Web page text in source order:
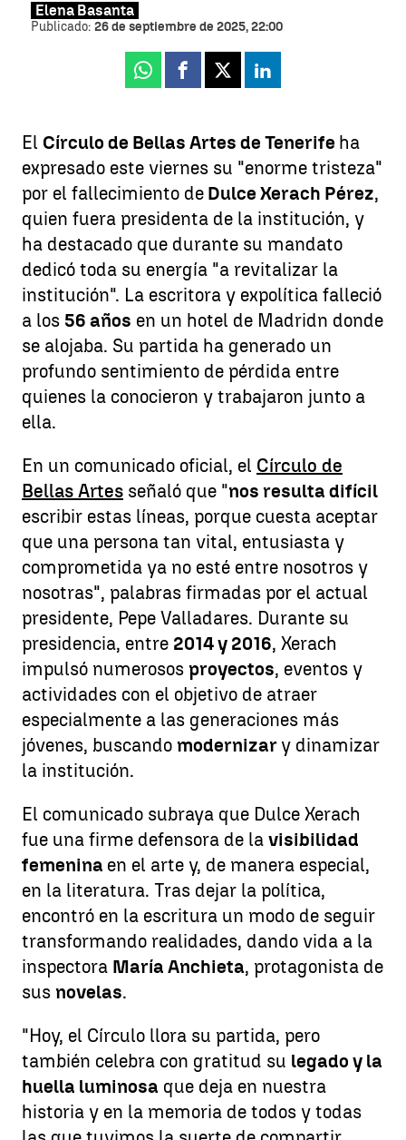
Elena Basanta
Publicado: 26 de septiembre de 2025, 22:00
Whatsapp
Facebook
X Linkedin
El Círculo de Bellas Artes de Tenerife ha
expresado este viernes su "enorme tristeza"
por el fallecimiento de Dulce Xerach Pérez,
quien fuera presidenta de la institución, y
ha destacado que durante su mandato
dedicó toda su energía "a revitalizar la
institución". La escritora y expolítica falleció
a los 56 años en un hotel de Madridn donde
se alojaba. Su partida ha generado un
profundo sentimiento de pérdida entre
quienes la conocieron y trabajaron junto a
ella.
En un comunicado oficial, el Círculo de
Bellas Artes señaló que "nos resulta difícil
escribir estas líneas, porque cuesta aceptar
que una persona tan vital, entusiasta y
comprometida ya no esté entre nosotros y
nosotras", palabras firmadas por el actual
presidente, Pepe Valladares. Durante su
presidencia, entre 2014 y 2016, Xerach
impulsó numerosos proyectos, eventos y
actividades con el objetivo de atraer
especialmente a las generaciones más
jóvenes, buscando modernizar y dinamizar
la institución.
El comunicado subraya que Dulce Xerach
fue una firme defensora de la visibilidad
femenina en el arte y, de manera especial,
en la literatura. Tras dejar la política,
encontró en la escritura un modo de seguir
transformando realidades, dando vida a la
inspectora María Anchieta, protagonista de
sus novelas.
"Hoy, el Círculo llora su partida, pero
también celebra con gratitud su legado y la
huella luminosa que deja en nuestra
historia y en la memoria de todos y todas